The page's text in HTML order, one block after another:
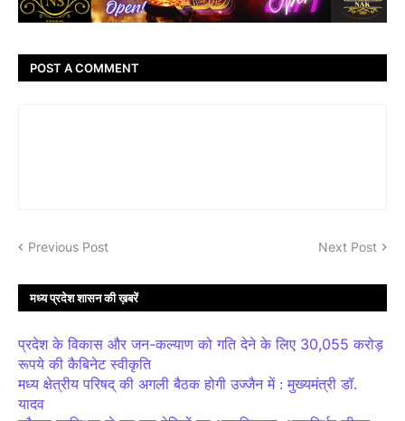
POST A COMMENT
Previous Post Next Post
मध्य प्रदेश शासन की ख़बरें
प्रदेश के विकास और जन-कल्याण को गति देने के लिए 30,055 करोड़
रूपये की कैबिनेट स्वीकृति
मध्य क्षेत्रीय परिषद् की अगली बैठक होगी उज्जैन में : मुख्यमंत्री डॉ.
यादव